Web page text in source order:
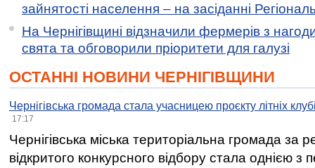
зайнятості населення – на засіданні
На Чернігівщині відзначили фермерів з
свята та обговорили пріоритети для галузі
ОСТАННІ НОВИНИ ЧЕРНІГІВЩИНИ
Чернігівська громада стала учасницею проєкту літніх
17:17
Чернігівська міська територіальна громада за
відкритого конкурсного відбору стала однією